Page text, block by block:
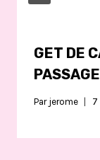
GET DE
PASSAGE
Par jerome 7